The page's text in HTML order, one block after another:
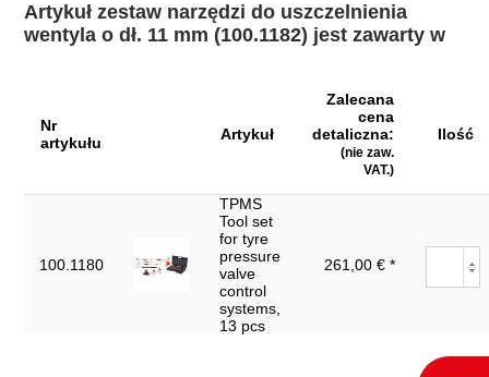
Artykuł zestaw narzędzi do uszczelnienia
wentyla o dł. 11 mm (100.1182) jest zawarty w
Nr
artykułu
Artykuł
Zalecana
cena
detaliczna:
(nie zaw.
VAT.)
Ilość
100.1180
TPMS
Tool set
for tyre
pressure
valve
control
systems,
13 pcs
261,00 € *